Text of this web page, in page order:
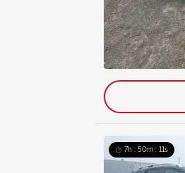
7h : 50m : 10s